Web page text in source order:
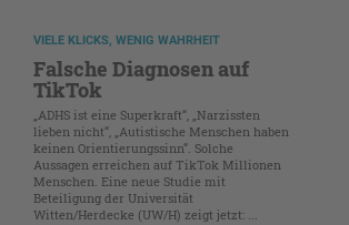
VIELE KLICKS, WENIG WAHRHEIT
Falsche Diagnosen auf
TikTok
„ADHS ist eine Superkraft“, „Narzissten
lieben nicht“, „Autistische Menschen haben
keinen Orientierungssinn“. Solche
Aussagen erreichen auf TikTok Millionen
Menschen. Eine neue Studie mit
Beteiligung der Universität
Witten/Herdecke (UW/H) zeigt jetzt: ...